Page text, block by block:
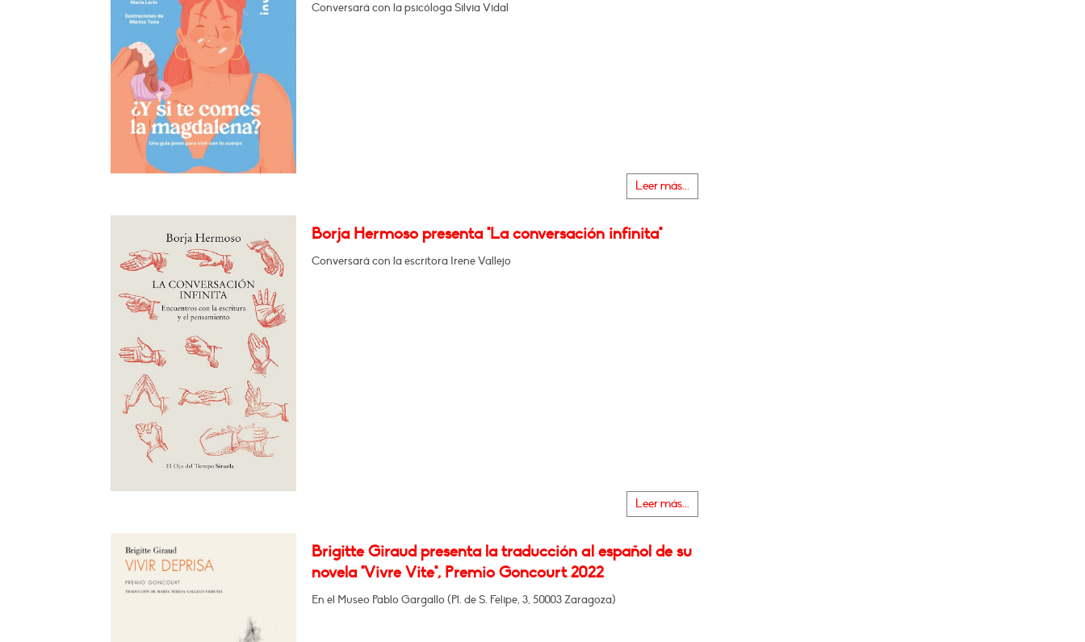
Conversará con la psicóloga Silvia Vidal
Leer más...
Borja Hermoso presenta "La conversación infinita"
Conversará con la escritora Irene Vallejo
Leer más...
Brigitte Giraud presenta la traducción al español de su
novela "Vivre Vite", Premio Goncourt 2022
En el Museo Pablo Gargallo (Pl. de S. Felipe, 3, 50003 Zaragoza)